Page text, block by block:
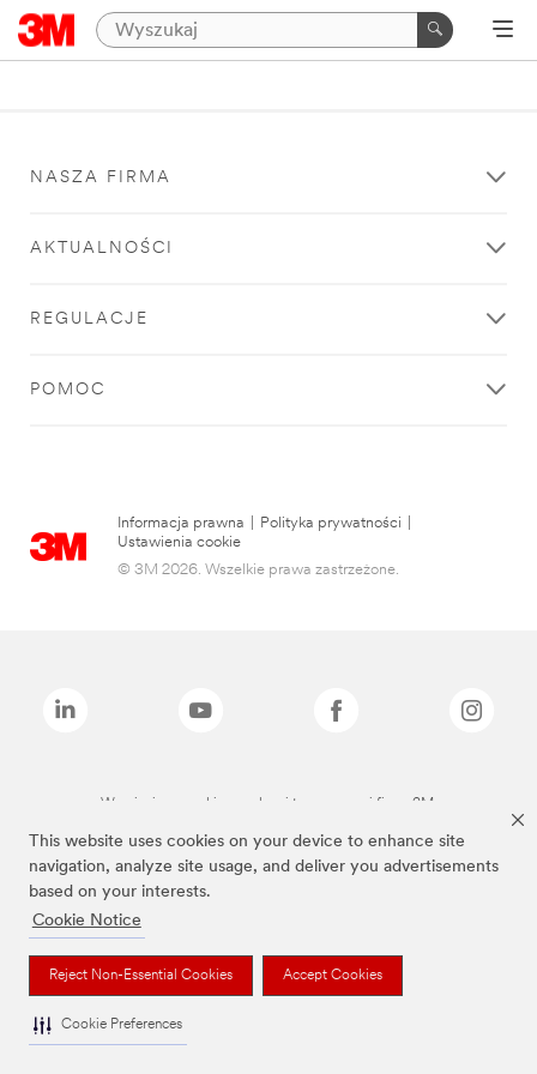
This website uses cookies on your device to enhance site
navigation, analyze site usage, and deliver you advertisements
based on your interests.
Cookie Notice
Reject Non-Essential Cookies Accept Cookies
Cookie Preferences
NASZA FIRMA
AKTUALNOŚCI
REGULACJE
POMOC
Informacja prawna Polityka prywatności
Ustawienia cookie
© 3M 2026. Wszelkie prawa zastrzeżone.
Wymienione marki są znakami towarowymi firmy 3M.